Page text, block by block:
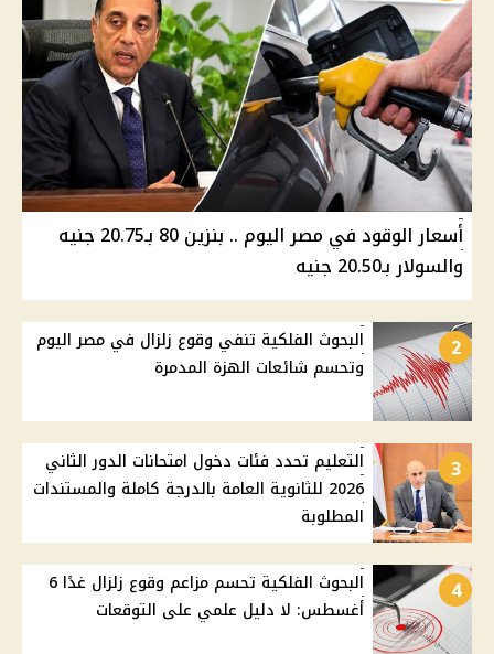
أسعار الوقود في مصر اليوم .. بنزين 80 بـ20.75 جنيه
والسولار بـ20.50 جنيه
2
البحوث الفلكية تنفي وقوع زلزال في مصر اليوم
وتحسم شائعات الهزة المدمرة
3
التعليم تحدد فئات دخول امتحانات الدور الثاني
2026 للثانوية العامة بالدرجة كاملة والمستندات
المطلوبة
4
البحوث الفلكية تحسم مزاعم وقوع زلزال غدًا 6
أغسطس: لا دليل علمي على التوقعات